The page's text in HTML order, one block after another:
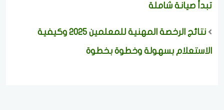
تبدأ صيانة شاملة
نتائج الرخصة المهنية للمعلمين 2025 وكيفية
الاستعلام بسهولة وخطوة بخطوة